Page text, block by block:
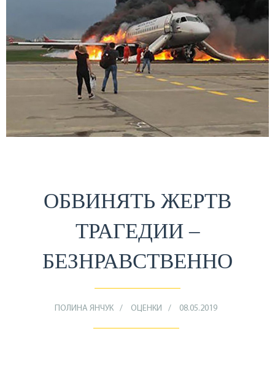
ОБВИНЯТЬ ЖЕРТВ
ТРАГЕДИИ –
БЕЗНРАВСТВЕННО
ПОЛИНА ЯНЧУК ОЦЕНКИ 08.05.2019